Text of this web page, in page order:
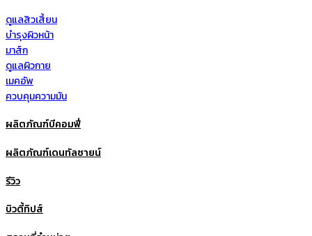
ดูแลสิวเสี้ยน
บำรุงผิวหน้า
มาส์ก
ดูแลผิวกาย
เมคอัพ
ควบคุมความมัน
ผลิตภัณฑ์บีคอมฟี่
ผลิตภัณฑ์เดนทัลซายน์
รีวิว
บิวตี้ทิปส์